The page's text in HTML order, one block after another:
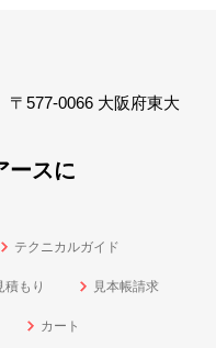
577-0066 大阪府東大
ースに
テクニカルガイド
積もり 見本帳請求
カート